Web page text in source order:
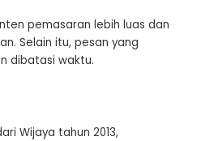
pemasaran lebih luas dan
Selain itu, pesan yang
dibatasi waktu.
Wijaya tahun 2013,